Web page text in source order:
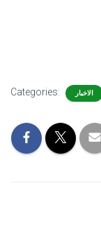
Categories: الاخبار